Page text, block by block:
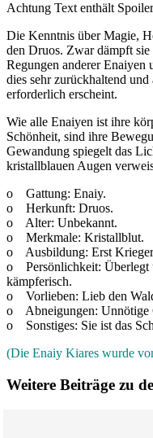
Achtung Text enthält
Die Kenntnis über Magie,
den Druos. Zwar dämpft
Regungen anderer Enaiyen
dies sehr zurückhaltend
erforderlich erscheint.
Wie alle Enaiyen ist ihre
Schönheit, sind ihre
Gewandung spiegelt das
kristallblauen Augen
o Gattung: Enaiy.
o Herkunft: Druos.
o Alter: Unbekannt.
o Merkmale: Kristallblut.
o Ausbildung: Erst
o Persönlichkeit: Überlegt
kämpferisch.
o Vorlieben: Lieb den
o Abneigungen: Unnötige
o Sonstiges: Sie ist das
(Die Enaiy Kiares wurde
Weitere Beiträge zu